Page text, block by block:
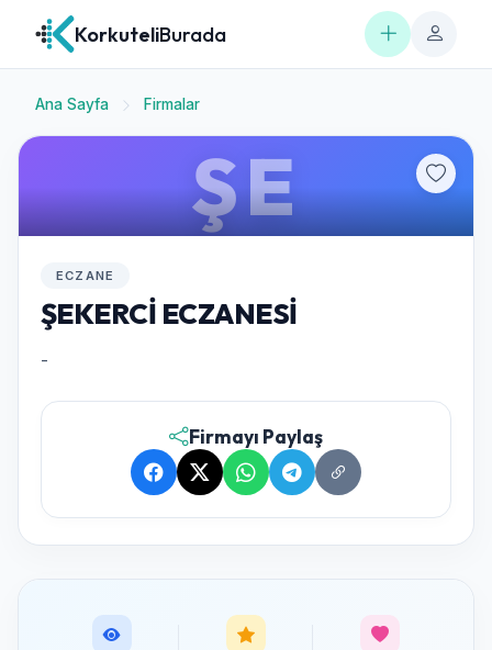
KorkuteliBurada
Ana Sayfa Firmalar
ŞE
ECZANE
ŞEKERCİ ECZANESİ
-
Firmayı Paylaş